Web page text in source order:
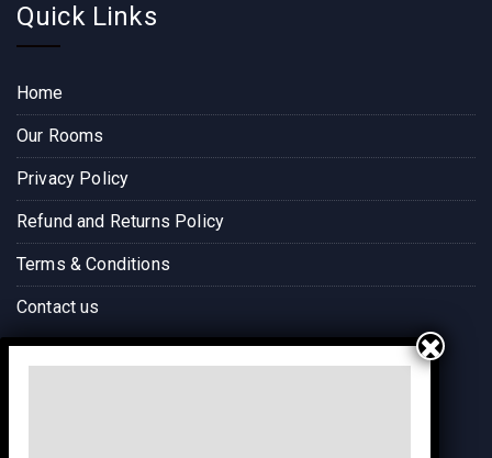
Quick Links
Home
Our Rooms
Privacy Policy
Refund and Returns Policy
Terms & Conditions
Contact us
Way to Destination